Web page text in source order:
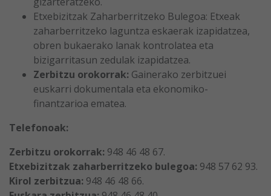
Etxebizitzak Zaharberritzeko Bulegoa: Etxeak
zaharberritzeko laguntza eskaerak izapidatzea,
obren bukaerako lanak kontrolatea eta
bizigarritasun zedulak izapidatzea.
Zerbitzu orokorrak: Gainerako zerbitzuei
euskarri dokumentala eta ekonomiko-
finantzarioa ematea.
Telefonoak:
Zerbitzu orokorrak: 948 46 48 67.
Etxebizitzak zaharberritzeko bulegoa: 948 57 62 93.
Kirol zerbitzua: 948 46 48 66.